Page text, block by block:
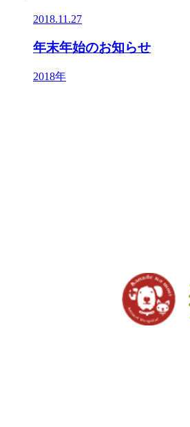
2018.11.27
年末年始のお知らせ
2018年